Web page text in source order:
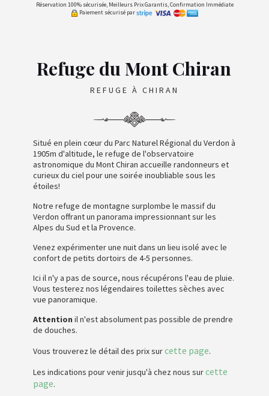
Réservation 100% sécurisée, Meilleurs Prix Garantis, Confirmation Immédiate
Paiement sécurisé par
Refuge du Mont Chiran
REFUGE À CHIRAN
Situé en plein cœur du Parc Naturel Régional du Verdon à
1905m d'altitude, le refuge de l'observatoire
astronomique du Mont Chiran accueille randonneurs et
curieux du ciel pour une soirée inoubliable sous les
étoiles!
Notre refuge de montagne surplombe le massif du
Verdon offrant un panorama impressionnant sur les
Alpes du Sud et la Provence.
Venez expérimenter une nuit dans un lieu isolé avec le
confort de petits dortoirs de 4-5 personnes.
Ici il n'y a pas de source, nous récupérons l'eau de pluie.
Vous testerez nos légendaires toilettes sèches avec
vue panoramique.
Attention il n'est absolument pas possible de prendre
de douches.
Vous trouverez le détail des prix surcette page.
Les indications pour venir jusqu'à chez nous surcette
page.